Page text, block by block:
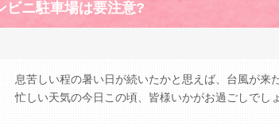
ビニ駐車場は要注意?
息苦しい程の暑い日が続いたかと思えば、台風が来た
忙しい天気の今日この頃、皆様いかがお過ごしでし